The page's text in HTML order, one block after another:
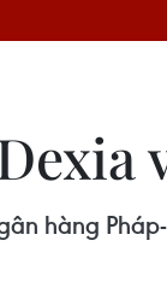
hàng